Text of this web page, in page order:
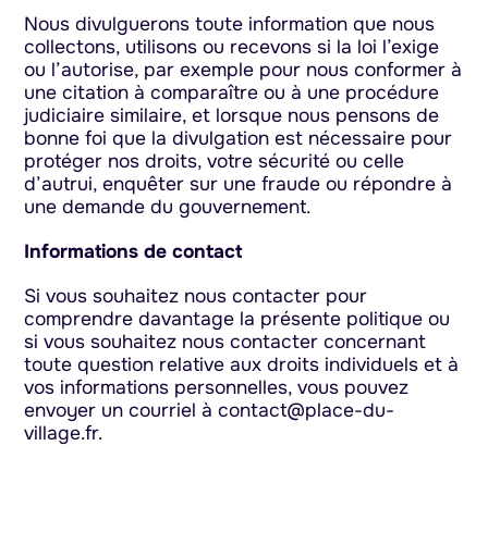
Nous divulguerons toute information que nous
collectons, utilisons ou recevons si la loi l’exige
ou l’autorise, par exemple pour nous conformer à
une citation à comparaître ou à une procédure
judiciaire similaire, et lorsque nous pensons de
bonne foi que la divulgation est nécessaire pour
protéger nos droits, votre sécurité ou celle
d’autrui, enquêter sur une fraude ou répondre à
une demande du gouvernement.
Informations de contact
Si vous souhaitez nous contacter pour
comprendre davantage la présente politique ou
si vous souhaitez nous contacter concernant
toute question relative aux droits individuels et à
vos informations personnelles, vous pouvez
envoyer un courriel àcontact@place-du-
village.fr.